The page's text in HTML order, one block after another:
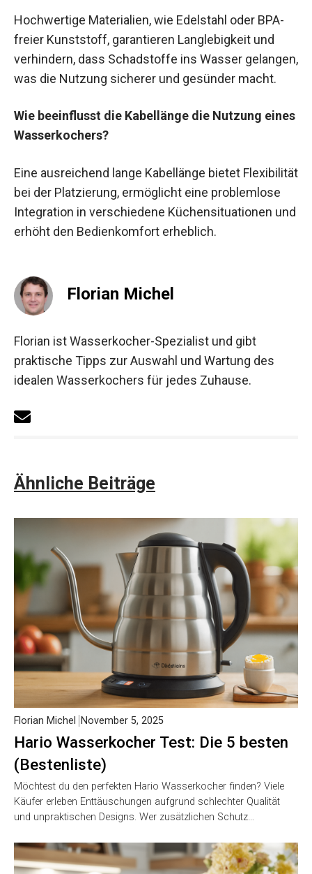
Hochwertige Materialien, wie Edelstahl oder BPA-
freier Kunststoff, garantieren Langlebigkeit und
verhindern, dass Schadstoffe ins Wasser gelangen,
was die Nutzung sicherer und gesünder macht.
Wie beeinflusst die Kabellänge die Nutzung eines
Wasserkochers?
Eine ausreichend lange Kabellänge bietet Flexibilität
bei der Platzierung, ermöglicht eine problemlose
Integration in verschiedene Küchensituationen und
erhöht den Bedienkomfort erheblich.
Florian Michel
Florian ist Wasserkocher-Spezialist und gibt
praktische Tipps zur Auswahl und Wartung des
idealen Wasserkochers für jedes Zuhause.
Ähnliche Beiträge
Hario Wasserkocher Test: Die 5 besten
(Bestenliste)
Florian Michel November 5, 2025
Möchtest du den perfekten Hario Wasserkocher finden? Viele
Käufer erleben Enttäuschungen aufgrund schlechter Qualität
und unpraktischen Designs. Wer zusätzlichen Schutz…